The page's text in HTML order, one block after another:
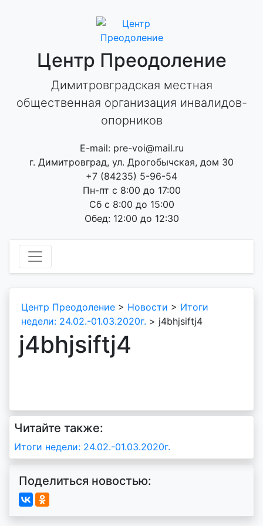
Центр Преодоление
Димитровградская местная
общественная организация инвалидов-
опорников
E-mail: pre-voi@mail.ru
г. Димитровград, ул. Дрогобычская, дом 30
+7 (84235) 5-96-54
Пн-пт с 8:00 до 17:00
Сб с 8:00 до 15:00
Обед: 12:00 до 12:30
Центр Преодоление > Новости > Итоги
недели: 24.02.-01.03.2020г. > j4bhjsiftj4
j4bhjsiftj4
Читайте также:
Навигация
по
записям
Итоги недели: 24.02.-01.03.2020г.
Поделиться новостью: